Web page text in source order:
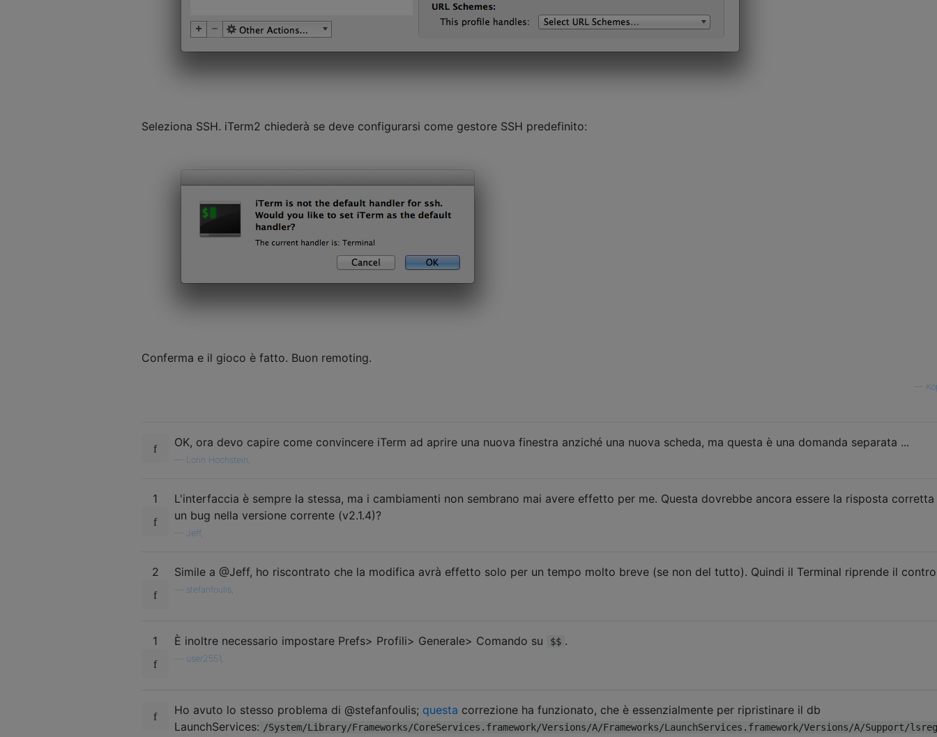
Seleziona SSH. iTerm2 chiederà se deve configurarsi come gestore SSH predefinito:
Conferma e il gioco è fatto. Buon remoting.
OK, ora devo capire come convincere iTerm ad aprire una nuova finestra anziché una nuova scheda, ma questa è una domanda separata ...
Lorin Hochstein,
1
L'interfaccia è sempre la stessa, ma i cambiamenti non sembrano mai avere effetto per me. Questa dovrebbe ancora essere la risposta
un bug nella versione corrente (v2.1.4)?
Jeff,
2 Simile a @Jeff, ho riscontrato che la modifica avrà effetto solo per un tempo molto breve (se non del tutto). Quindi il Terminal riprende il
stefanfoulis,
1 È inoltre necessario impostare Prefs> Profili> Generale> Comando su $$ .
user2551,
Ho avuto lo stesso problema di @stefanfoulis; questa correzione ha funzionato, che è essenzialmente per ripristinare il db
LaunchServices: /System/Library/Frameworks/CoreServices.framework/Versions/A/Frameworks/LaunchServices.framework/Versions/A/Support/